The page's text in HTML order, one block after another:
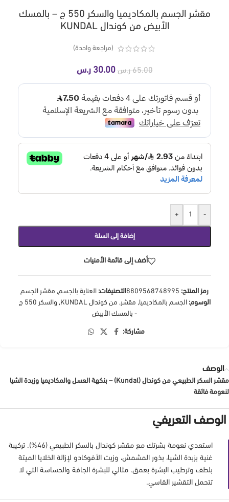
مقشر الجسم بالمكاديميا والسكر 550 ج – بالمسك
الأبيض من كوندال KUNDAL
(مراجعة واحدة)
65.00 ر.س 30.00 ر.س
-
+
إضافة إلى السلة
أضف إلى قائمة الأمنيات
رمز المنتج: 8809568748995 التصنيفات: العناية بالجسم, مقشر الجسم
الوسوم: الجسم بالمكاديميا, مقشر, من كوندال KUNDAL ,
والسكر 550 ج
- بالمسك الأبيض
مشاركة:
الوصف
مقشر السكر الطبيعي من كوندال (Kundal) – بنكهة العسل والمكاديميا وزبدة الشيا
لنعومة فائقة
الوصف التعريفي
استعدي نعومة بشرتك مع مقشر كوندال بالسكر الطبيعي (46%). تركيبة
غنية بزبدة الشيا، بذور المشمش، وزيت الأفوكادو لإزالة الخلايا الميتة
بلطف وترطيب البشرة بعمق. مثالي للبشرة الجافة والحساسة التي لا
تتحمل التقشير القاسي.